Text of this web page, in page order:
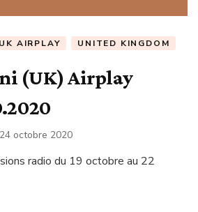
UK AIRPLAY UNITED KINGDOM
(UK) Airplay
24 octobre 2020
radio du 19 octobre au 22